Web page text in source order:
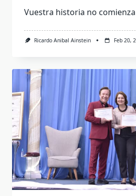
Vuestra historia no
Ricardo Anibal Ainstein Feb 20,